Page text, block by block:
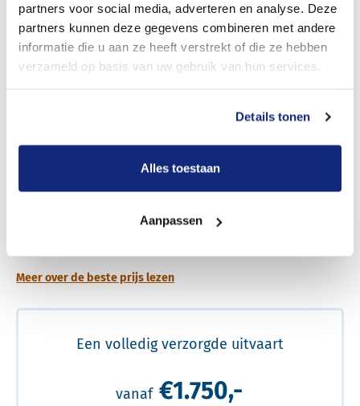
partners voor social media, adverteren en analyse. Deze
partners kunnen deze gegevens combineren met andere
informatie die u aan ze heeft verstrekt of die ze hebben
verzameld op basis van uw gebruik van hun services.
Details tonen
Alles toestaan
Aanpassen
Een betere uitvaart ervaring voor een betere
Meer over de beste prijs lezen
Een volledig verzorgde uitvaart
vanaf €1.750,-